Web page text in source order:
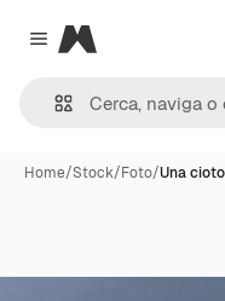
Close menu
Magnific
Home/Stock/Foto/Una